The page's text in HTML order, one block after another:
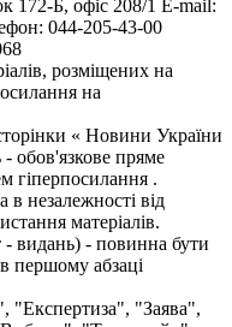
Б, офіс 208/1 E-mail:
044-205-43-00
розміщених на
на
« Новини України
- обов'язкове пряме
гіперпосилання .
незалежності від
матеріалів.
- видань) - повинна бути
першому абзаці
"Експертиза", "Заява",